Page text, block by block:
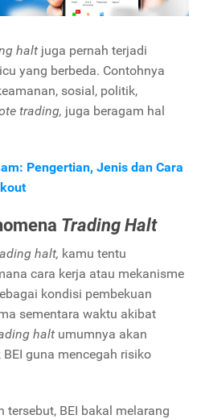
halt juga pernah terjadi
yang berbeda. Contohnya
sosial, politik,
trading, juga beragam hal
Pengertian, Jenis dan Cara
Trading Halt
halt, kamu tentu
cara kerja atau mekanisme
kondisi pembekuan
sementara waktu akibat
halt umumnya akan
guna mencegah risiko
tersebut, BEI bakal melarang